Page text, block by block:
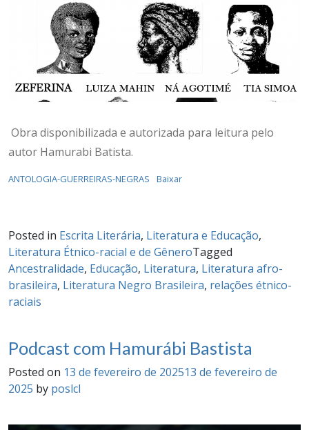
Obra disponibilizada e autorizada para leitura pelo
autor Hamurabi Batista.
ANTOLOGIA-GUERREIRAS-NEGRAS Baixar
Posted in Escrita Literária, Literatura e Educação,
Literatura Étnico-racial e de GêneroTagged
Ancestralidade, Educação, Literatura, Literatura afro-
brasileira, Literatura Negro Brasileira, relações étnico-
raciais
Podcast com Hamurábi Bastista
Posted on 13 de fevereiro de 202513 de fevereiro de
2025 by poslcl